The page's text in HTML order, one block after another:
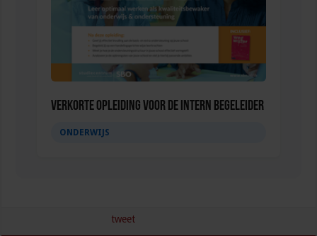
Verkorte opleiding voor de Intern Begeleider
ONDERWIJS
tweet